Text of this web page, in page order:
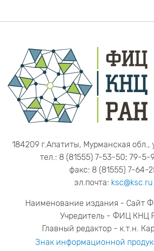
184209 г.Апатиты, Мурманская обл.,
тел.: 8 (81555) 7-53-50; 79-5-
факс: 8 (81555) 7-64-
эл.почта: ksc@ksc.ru
Наименование издания - Сайт
Учредитель - ФИЦ КНЦ
Главный редактор - к.т.н.
Знак информационной